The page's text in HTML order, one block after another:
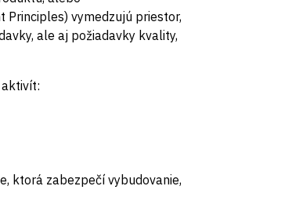
Principles) vymedzujú priestor,
ale aj požiadavky kvality,
ktorá zabezpečí vybudovanie,